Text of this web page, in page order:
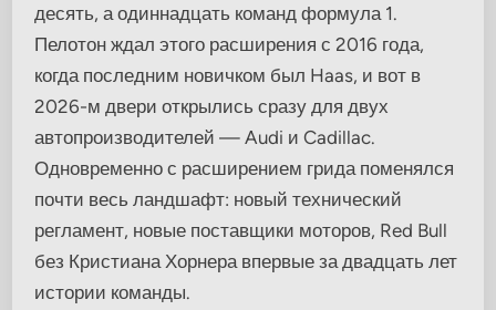
десять, а одиннадцать команд формула 1.
Пелотон ждал этого расширения с 2016 года,
когда последним новичком был Haas, и вот в
2026-м двери открылись сразу для двух
автопроизводителей — Audi и Cadillac.
Одновременно с расширением грида поменялся
почти весь ландшафт: новый технический
регламент, новые поставщики моторов, Red Bull
без Кристиана Хорнера впервые за двадцать лет
истории команды.